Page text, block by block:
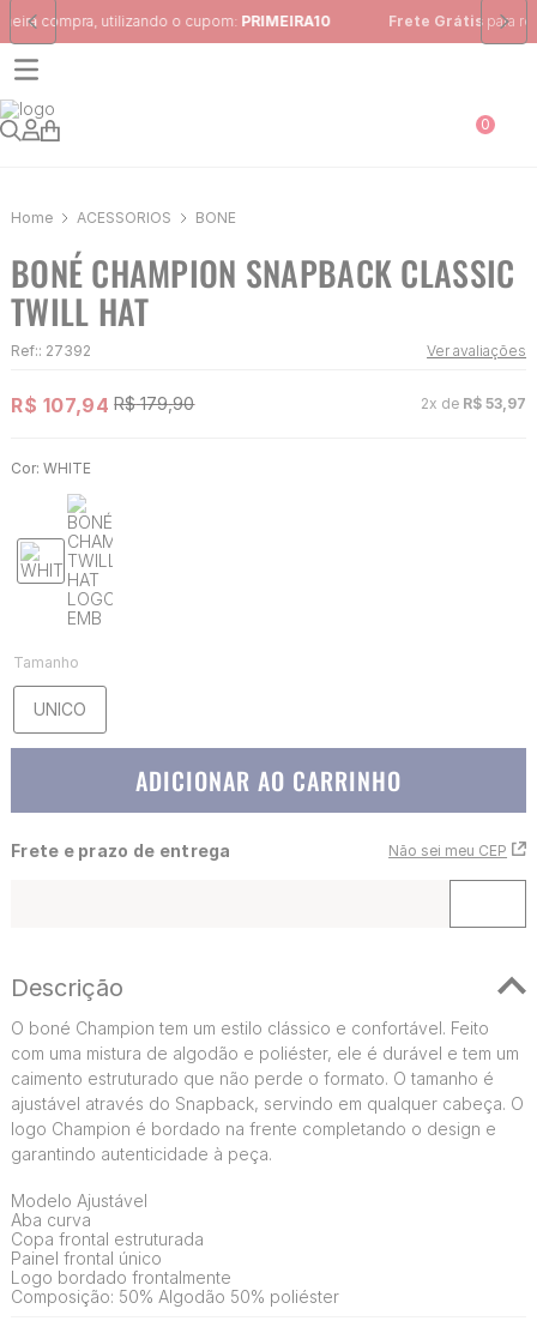
Frete Grátispara região Sudeste em pedidos acima de R$ 399,00
0
ACESSÓRIOS BONÉ
BONÉ CHAMPION SNAPBACK CLASSIC
TWILL HAT
Ref:: 27392 Ver avaliações
R$ 107,94 R$ 179,90 2x de R$ 53 97
Cor: WHITE
Tamanho
UNICO
ADICIONAR AO CARRINHO
Frete e prazo de entrega Não sei meu CEP
Descrição
O boné Champion tem um estilo clássico e confortável. Feito
com uma mistura de algodão e poliéster, ele é durável e tem um
caimento estruturado que não perde o formato. O tamanho é
ajustável através do Snapback, servindo em qualquer cabeça. O
logo Champion é bordado na frente completando o design e
garantindo autenticidade à peça.
Modelo Ajustável
Aba curva
Copa frontal estruturada
Painel frontal único
Logo bordado frontalmente
Composição: 50% Algodão 50% poliéster